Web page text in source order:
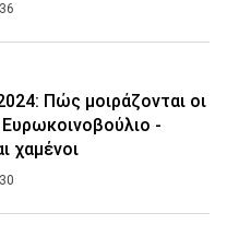
Πώς μοιράζονται οι
-
χαμένοι